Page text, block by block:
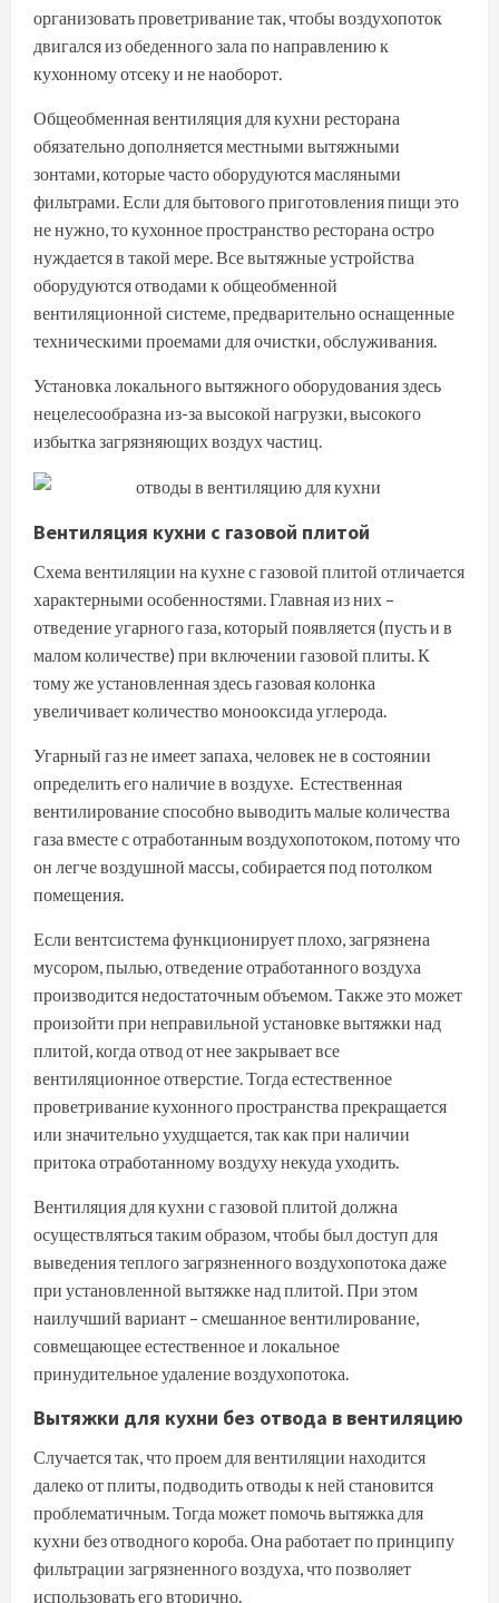
организовать проветривание так, чтобы воздухопоток
двигался из обеденного зала по направлению к
кухонному отсеку и не наоборот.
Общеобменная вентиляция для кухни ресторана
обязательно дополняется местными вытяжными
зонтами, которые часто оборудуются масляными
фильтрами. Если для бытового приготовления пищи это
не нужно, то кухонное пространство ресторана остро
нуждается в такой мере. Все вытяжные устройства
оборудуются отводами к общеобменной
вентиляционной системе, предварительно оснащенные
техническими проемами для очистки, обслуживания.
Установка локального вытяжного оборудования здесь
нецелесообразна из-за высокой нагрузки, высокого
избытка загрязняющих воздух частиц.
Вентиляция кухни с газовой плитой
Схема вентиляции на кухне с газовой плитой отличается
характерными особенностями. Главная из них –
отведение угарного газа, который появляется (пусть и в
малом количестве) при включении газовой плиты. К
тому же установленная здесь газовая колонка
увеличивает количество монооксида углерода.
Угарный газ не имеет запаха, человек не в состоянии
определить его наличие в воздухе. Естественная
вентилирование способно выводить малые количества
газа вместе с отработанным воздухопотоком, потому что
он легче воздушной массы, собирается под потолком
помещения.
Если вентсистема функционирует плохо, загрязнена
мусором, пылью, отведение отработанного воздуха
производится недостаточным объемом. Также это может
произойти при неправильной установке вытяжки над
плитой, когда отвод от нее закрывает все
вентиляционное отверстие. Тогда естественное
проветривание кухонного пространства прекращается
или значительно ухудщается, так как при наличии
притока отработанному воздуху некуда уходить.
Вентиляция для кухни с газовой плитой должна
осуществляться таким образом, чтобы был доступ для
выведения теплого загрязненного воздухопотока даже
при установленной вытяжке над плитой. При этом
наилучший вариант – смешанное вентилирование,
совмещающее естественное и локальное
принудительное удаление воздухопотока.
Вытяжки для кухни без отвода в вентиляцию
Случается так, что проем для вентиляции находится
далеко от плиты, подводить отводы к ней становится
проблематичным. Тогда может помочь вытяжка для
кухни без отводного короба. Она работает по принципу
фильтрации загрязненного воздуха, что позволяет
использовать его вторично.